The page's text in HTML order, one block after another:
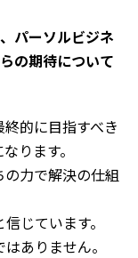
パーソルビジネ
の期待について
的に目指すべき
ります。
力で解決の仕組
じています。
ありません。